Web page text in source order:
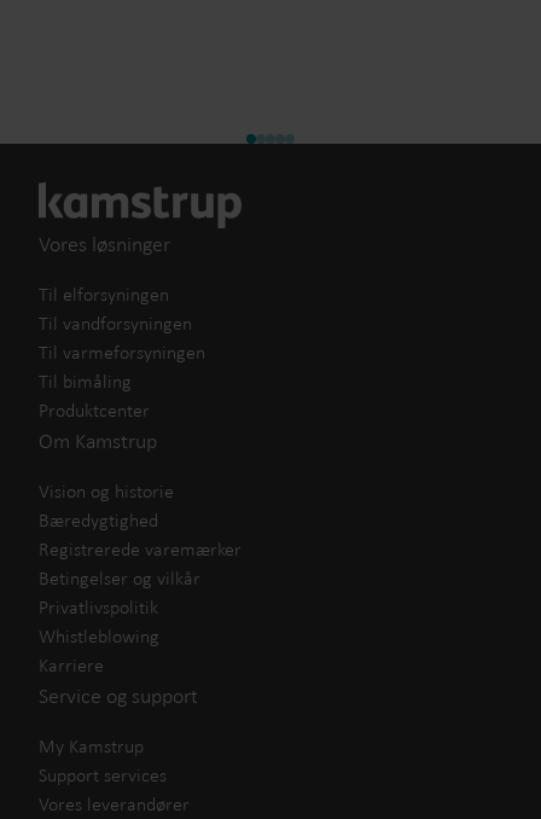
Vores løsninger
Til elforsyningen
Til vandforsyningen
Til varmeforsyningen
Til bimåling
Produktcenter
Om Kamstrup
Vision og historie
Bæredygtighed
Registrerede varemærker
Betingelser og vilkår
Privatlivspolitik
Whistleblowing
Karriere
Service og support
My Kamstrup
Support services
Vores leverandører